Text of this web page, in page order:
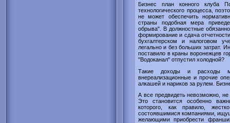
Бизнес план конного клуба
технологического процесса,
не может обеспечить
страны подобная мера
обрыва". В должностные
формирование и сдача
бухгалтерском и налоговом
легально и без больших затрат.
поставило в краны воронежцев
"Водоканал" отпустил холодной?
Такие доходы и расходы
внереализационные и прочие
алкашей и нариков за рулем.
А все предвидеть невозможно, не
Это становится особенно
которого, как правило,
состоявшимися компаниями,
желающими приобрести